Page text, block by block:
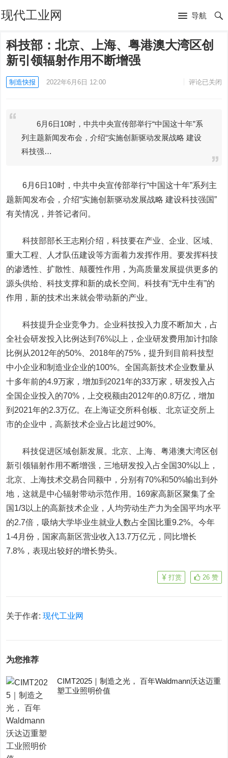
现代工业网 导航
科技部：北京、上海、粤港澳大湾区创
新引领辐射作用不断增强
制造快报 2022年6月6日 12:00 评论已关闭
6月6日10时，中共中央宣传部举行“中国这十年”系
列主题新闻发布会，介绍“实施创新驱动发展战略 建设
科技强…
6月6日10时，中共中央宣传部举行“中国这十年”系列主
题新闻发布会，介绍“实施创新驱动发展战略 建设科技强国”
有关情况，并答记者问。
科技部部长王志刚介绍，科技要在产业、企业、区域、
重大工程、人才队伍建设等方面着力发挥作用。要发挥科技
的渗透性、扩散性、颠覆性作用，为高质量发展提供更多的
源头供给、科技支撑和新的成长空间。科技有“无中生有”的
作用，新的技术出来就会带动新的产业。
科技提升企业竞争力。企业科技投入力度不断加大，占
全社会研发投入比例达到76%以上，企业研发费用加计扣除
比例从2012年的50%、2018年的75%，提升到目前科技型
中小企业和制造业企业的100%。全国高新技术企业数量从
十多年前的4.9万家，增加到2021年的33万家，研发投入占
全国企业投入的70%，上交税额由2012年的0.8万亿，增加
到2021年的2.3万亿。在上海证交所科创板、北京证交所上
市的企业中，高新技术企业占比超过90%。
科技促进区域创新发展。北京、上海、粤港澳大湾区创
新引领辐射作用不断增强，三地研发投入占全国30%以上，
北京、上海技术交易合同额中，分别有70%和50%输出到外
地，这就是中心辐射带动示范作用。169家高新区聚集了全
国1/3以上的高新技术企业，人均劳动生产力为全国平均水平
的2.7倍，吸纳大学毕业生就业人数占全国比重9.2%。今年
1-4月份，国家高新区营业收入13.7万亿元，同比增长
7.8%，表现出较好的增长势头。
26 赞
打赏
关于作者:现代工业网
为您推荐
CIMT2025｜制造之光， 百年Waldmann沃达迈重
塑工业照明价值